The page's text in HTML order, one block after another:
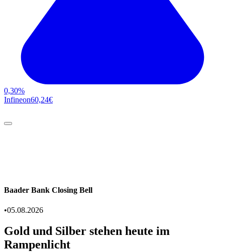
0,30%
Infineon60,24€
Baader Bank Closing Bell
•05.08.2026
Gold und Silber stehen heute im
Rampenlicht